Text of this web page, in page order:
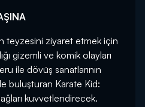
teyzesini ziyaret etmek için
gizemli ve komik olayları
ile dövüş sanatlarının
buluşturan Karate Kid:
kuvvetlendirecek.